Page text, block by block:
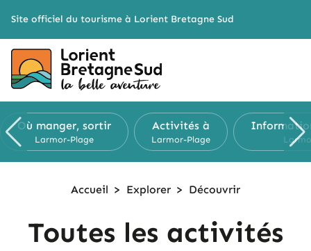
Site officiel du tourisme à Lorient Bretagne Sud
Où manger, sortir
Larmor-Plage
Activités à
Larmor-Plage
Accueil > Explorer > Découvrir
Toutes les activités